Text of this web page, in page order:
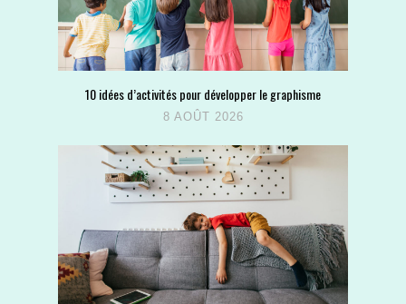
10 idées d’activités pour développer le graphisme
8 AOÛT 2026